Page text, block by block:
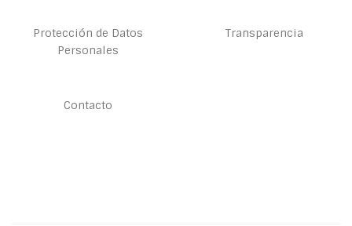
Protección de Datos
Personales
Transparencia
Contacto